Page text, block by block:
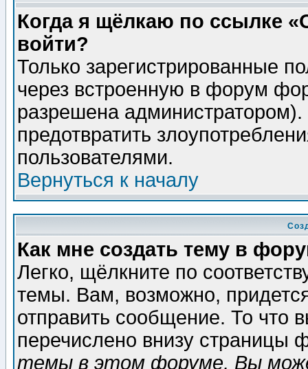
Когда я щёлкаю по ссылке
войти?
Только зарегистрированные
через встроенную в форум
разрешена
предотвратить
пользователями.
Вернуться к началу
Как мне создать тему в
Легко, щёлкните по
темы. Вам, возможно,
отправить сообщение. То что
перечислено внизу страницы
темы в этом форуме, Вы